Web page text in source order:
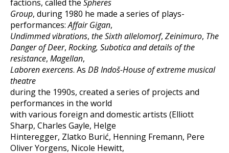
factions, called the Spheres
Group, during 1980 he made a series of plays-
performances:Affair Gigan,
Undimmed vibrations, the Sixth allelomorf, Zeinimuro, The
Danger of Deer, Rocking, Subotica and details of the
resistance, Magellan,
Laboren exercens. As DB Indoš-House of extreme musical
theatre
during the 1990s, created a series of projects and
performances in the world
with various foreign and domestic artists (Elliott
Sharp, Charles Gayle, Helge
Hinteregger, Zlatko Burić, Henning Fremann, Pere
Oliver Yorgens, Nicole Hewitt,